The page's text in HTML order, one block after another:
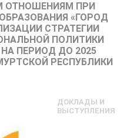
ПРИ
«ГОРОД
СТРАТЕГИИ
ПОЛИТИКИ
ПЕРИОД ДО 2025
РЕСПУБЛИКИ
ДОКЛАДЫ И
ВЫСТУПЛЕНИЯ